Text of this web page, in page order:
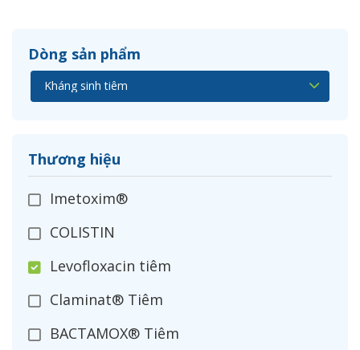
Dòng sản phẩm
Thương hiệu
Imetoxim®
COLISTIN
Levofloxacin tiêm
Claminat® Tiêm
BACTAMOX® Tiêm